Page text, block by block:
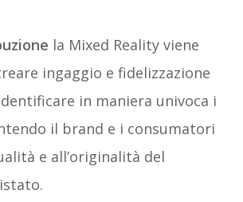
la Mixed Reality viene
ingaggio e fidelizzazione
in maniera univoca i
il brand e i consumatori
e all’originalità del